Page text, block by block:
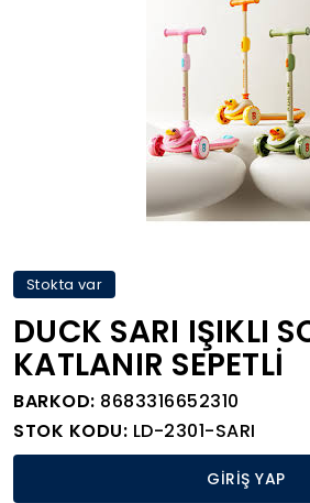
Stokta var
DUCK SARI IŞIKLI
KATLANIR SEPETLİ
BARKOD: 8683316652310
STOK KODU: LD-2301-SARI
GİRİŞ YAP